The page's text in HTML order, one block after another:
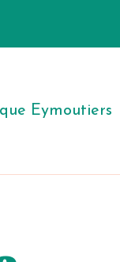
Eymoutiers